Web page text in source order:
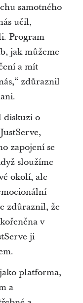
samotného
učil,
Program
jak můžeme
a mít
zdůraznil
diskuzi o
zapojení se
sloužíme
okolí, ale
zdůraznil, že
v
ji
platforma,
a